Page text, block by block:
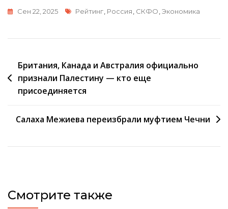
Сен 22, 2025 Метки
Рейтинг Россия СКФО Экономика
Навигация
по
записям
Британия, Канада и Австралия официально
признали Палестину — кто еще
присоединяется
Салаха Межиева переизбрали муфтием Чечни
Смотрите также